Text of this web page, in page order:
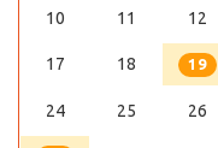
10 11 12
17 18 19
24 25 26